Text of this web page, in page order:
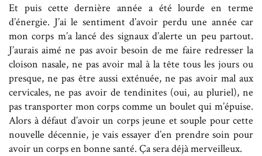
Et puis cette dernière année a été lourde en terme
d’énergie. J’ai le sentiment d’avoir perdu une année car
mon corps m’a lancé des signaux d’alerte un peu partout.
J’aurais aimé ne pas avoir besoin de me faire redresser la
cloison nasale, ne pas avoir mal à la tête tous les jours ou
presque, ne pas être aussi exténuée, ne pas avoir mal aux
cervicales, ne pas avoir de tendinites (oui, au pluriel), ne
pas transporter mon corps comme un boulet qui m’épuise.
Alors à défaut d’avoir un corps jeune et souple pour cette
nouvelle décennie, je vais essayer d’en prendre soin pour
avoir un corps en bonne santé. Ça sera déjà merveilleux.